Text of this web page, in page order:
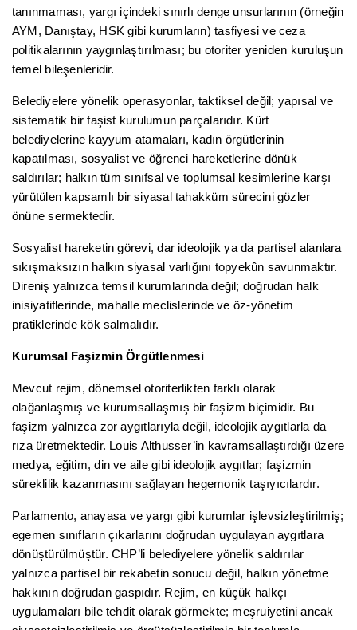
tanınmaması, yargı içindeki sınırlı denge unsurlarının (örneğin
AYM, Danıştay, HSK gibi kurumların) tasfiyesi ve ceza
politikalarının yaygınlaştırılması; bu otoriter yeniden kuruluşun
temel bileşenleridir.
Belediyelere yönelik operasyonlar, taktiksel değil; yapısal ve
sistematik bir faşist kurulumun parçalarıdır. Kürt
belediyelerine kayyum atamaları, kadın örgütlerinin
kapatılması, sosyalist ve öğrenci hareketlerine dönük
saldırılar; halkın tüm sınıfsal ve toplumsal kesimlerine karşı
yürütülen kapsamlı bir siyasal tahakküm sürecini gözler
önüne sermektedir.
Sosyalist hareketin görevi, dar ideolojik ya da partisel alanlara
sıkışmaksızın halkın siyasal varlığını topyekûn savunmaktır.
Direniş yalnızca temsil kurumlarında değil; doğrudan halk
inisiyatiflerinde, mahalle meclislerinde ve öz-yönetim
pratiklerinde kök salmalıdır.
Kurumsal Faşizmin Örgütlenmesi
Mevcut rejim, dönemsel otoriterlikten farklı olarak
olağanlaşmış ve kurumsallaşmış bir faşizm biçimidir. Bu
faşizm yalnızca zor aygıtlarıyla değil, ideolojik aygıtlarla da
rıza üretmektedir. Louis Althusser’in kavramsallaştırdığı üzere
medya, eğitim, din ve aile gibi ideolojik aygıtlar; faşizmin
süreklilik kazanmasını sağlayan hegemonik taşıyıcılardır.
Parlamento, anayasa ve yargı gibi kurumlar işlevsizleştirilmiş;
egemen sınıfların çıkarlarını doğrudan uygulayan aygıtlara
dönüştürülmüştür. CHP’li belediyelere yönelik saldırılar
yalnızca partisel bir rekabetin sonucu değil, halkın yönetme
hakkının doğrudan gaspıdır. Rejim, en küçük halkçı
uygulamaları bile tehdit olarak görmekte; meşruiyetini ancak